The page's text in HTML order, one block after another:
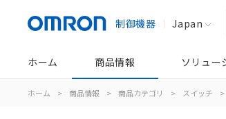
制御機器 Japan
ホーム 商品情報 ソリュー
ホーム > 商品情報 > 商品カテゴリ > スイッチ >